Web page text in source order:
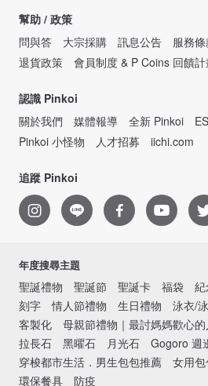
幫助 / 政策
問與答
大宗採購 訊息公告 服務條
退貨政策
會員制度 & P Coins 回饋
認識 Pinkoi
關於我們
媒體報導 全新 Pinkoi
Pinkoi 小怪物
人才招募 iichi.com
追蹤 Pinkoi
年度搜尋主題
聖誕禮物 聖誕節 聖誕卡 福袋
刻字
情人節禮物 生日禮物 泳衣/
客製化
母親節禮物｜最討媽媽歡心
拉長石
黑曜石 月光石
Gogoro 週
穿梭都市生活．男生包包推薦
女用
環保餐具
防疫